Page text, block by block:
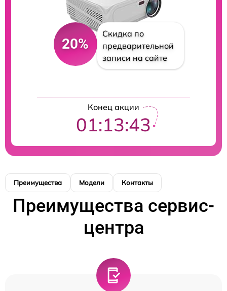
20%
Скидка по
предварительной
записи на сайте
Конец акции
01:13:43
Преимущества Модели Контакты
Преимущества сервис-
центра